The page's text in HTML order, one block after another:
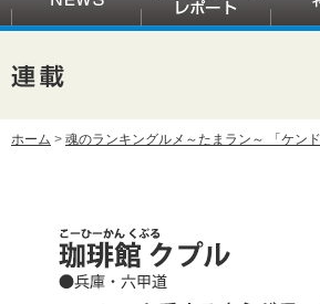
ホーム > 魂のランキングルメ～たまラン～ 「ケン